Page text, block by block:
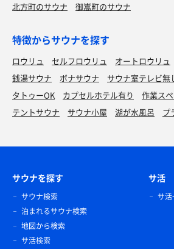
北方町のサウナ
御嵩町のサウナ
特徴からサウナを探す
ロウリュ セルフロウリュ オートロウリュ
銭湯サウナ
ボナサウナ サウナ室テレビ無
タトゥーOK
カプセルホテル有り
作業ス
テントサウナ
サウナ小屋 湖が水風呂 プ
サウナを探す
サウナ検索
泊まれるサウナ検索
地図から検索
サ活検索
サ活
サ